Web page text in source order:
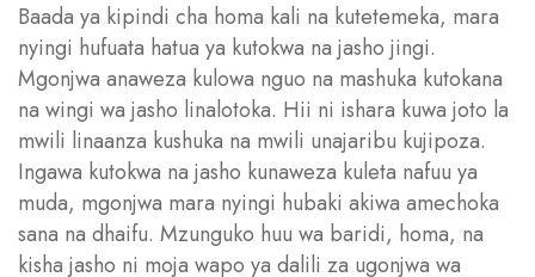
Baada ya kipindi cha homa kali na kutetemeka, mara
nyingi hufuata hatua ya kutokwa na jasho jingi.
Mgonjwa anaweza kulowa nguo na mashuka kutokana
na wingi wa jasho linalotoka. Hii ni ishara kuwa joto la
mwili linaanza kushuka na mwili unajaribu kujipoza.
Ingawa kutokwa na jasho kunaweza kuleta nafuu ya
muda, mgonjwa mara nyingi hubaki akiwa amechoka
sana na dhaifu. Mzunguko huu wa baridi, homa, na
kisha jasho ni moja wapo ya dalili za ugonjwa wa